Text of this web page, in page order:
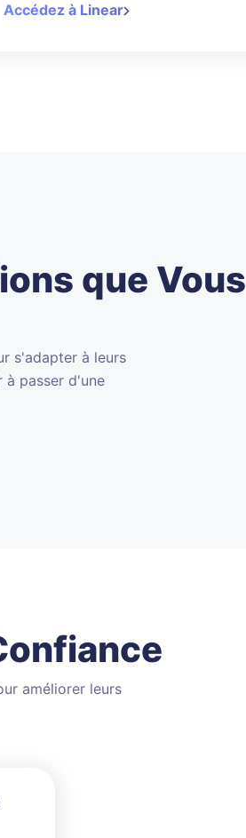
Accédez à Linear
que Vous
s'adapter à leurs
à passer d'une
améliorer leurs